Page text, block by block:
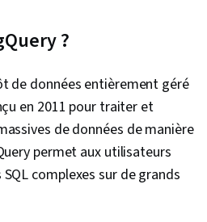
R (logiciel), Communication
en matière d'entretien,
des données,
orientée objet (POO), Gestion
Éthique des données,
Python, NumPy, Pandas
Manipulation de données,
?
de données entièrement géré
en 2011 pour traiter et
de données de manière
permet aux utilisateurs
complexes sur de grands